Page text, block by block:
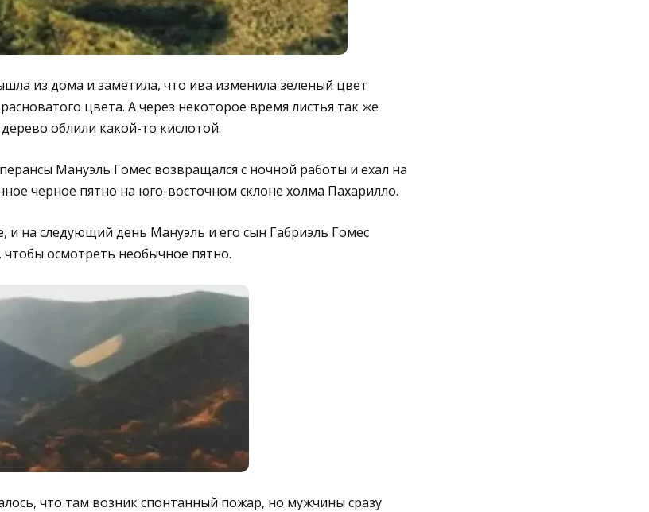
из дома и заметила, что ива изменила зеленый цвет
цвета. А через некоторое время листья так же
облили какой-то кислотой.
Мануэль Гомес возвращался с ночной работы и ехал на
черное пятно на юго-восточном склоне холма Пахарилло.
и на следующий день Мануэль и его сын Габриэль Гомес
осмотреть необычное пятно.
что там возник спонтанный пожар, но мужчины сразу